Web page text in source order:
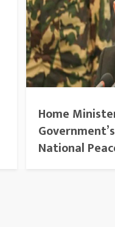
Home
National